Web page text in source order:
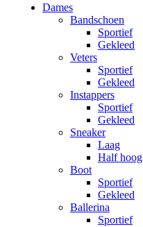
Dames
Bandschoen
Sportief
Gekleed
Veters
Sportief
Gekleed
Instappers
Sportief
Gekleed
Sneaker
Laag
Half hoog
Boot
Sportief
Gekleed
Ballerina
Sportief